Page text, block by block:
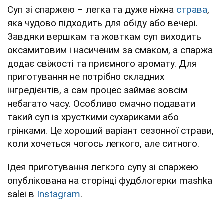
Суп зі спаржею – легка та дуже ніжна страва,
яка чудово підходить для обіду або вечері.
Завдяки вершкам та жовткам суп виходить
оксамитовим і насиченим за смаком, а спаржа
додає свіжості та приємного аромату. Для
приготування не потрібно складних
інгредієнтів, а сам процес займає зовсім
небагато часу. Особливо смачно подавати
такий суп із хрусткими сухариками або
грінками. Це хороший варіант сезонної страви,
коли хочеться чогось легкого, але ситного.
Ідея приготування легкого супу зі спаржею
опублікована на сторінці фудблогерки mashka
salei в Instagram.